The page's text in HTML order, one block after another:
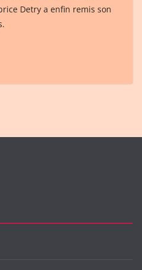
Detry a enfin remis son